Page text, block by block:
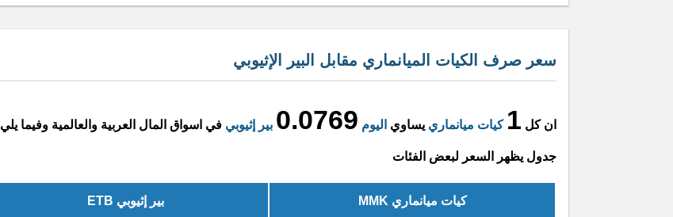
سعر صرف الكيات الميانماري مقابل البير الإثيوبي
ان كل 1 كيات ميانماري يساوي اليوم 0.0769 بير إثيوبي في اسواق المال العربية والعالمية وفيما يلي
جدول يظهر السعر لبعض الفئات
كيات ميانماري MMK بير إثيوبي ETB